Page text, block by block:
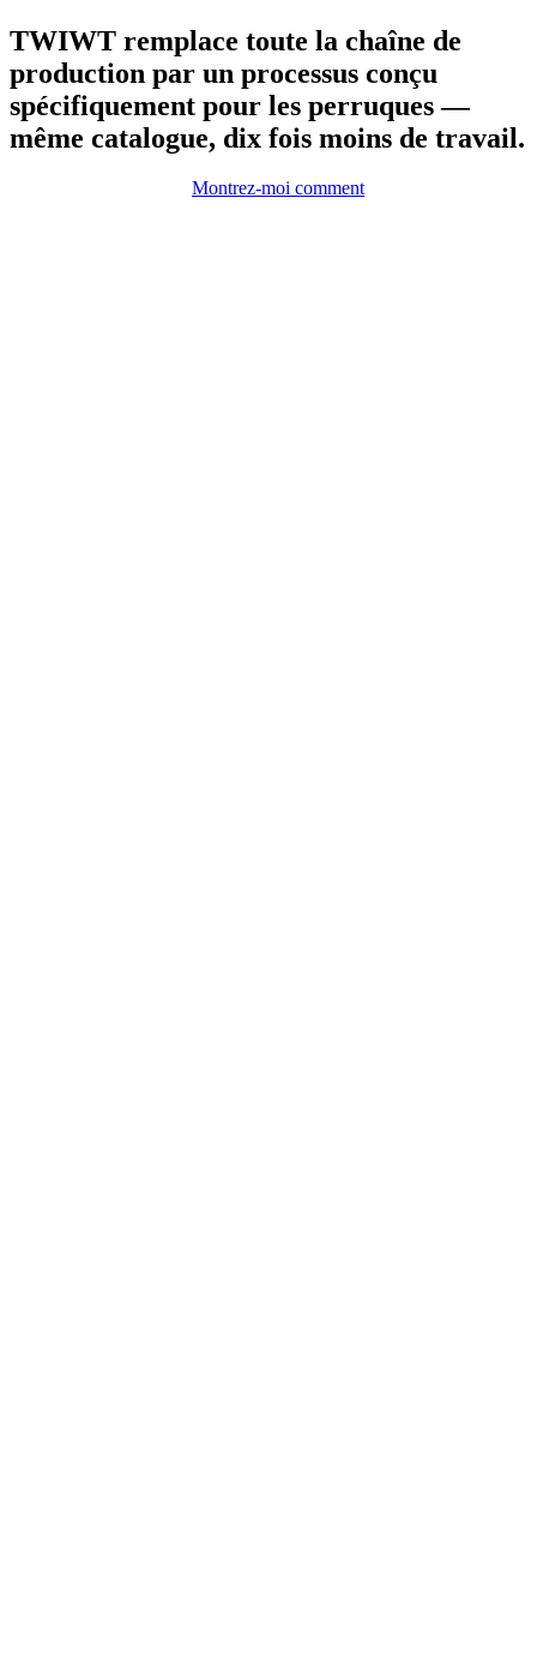
TWIWT remplace toute la chaîne de
production par un processus conçu
spécifiquement pour les perruques —
même catalogue, dix fois moins de travail.
Montrez-moi comment